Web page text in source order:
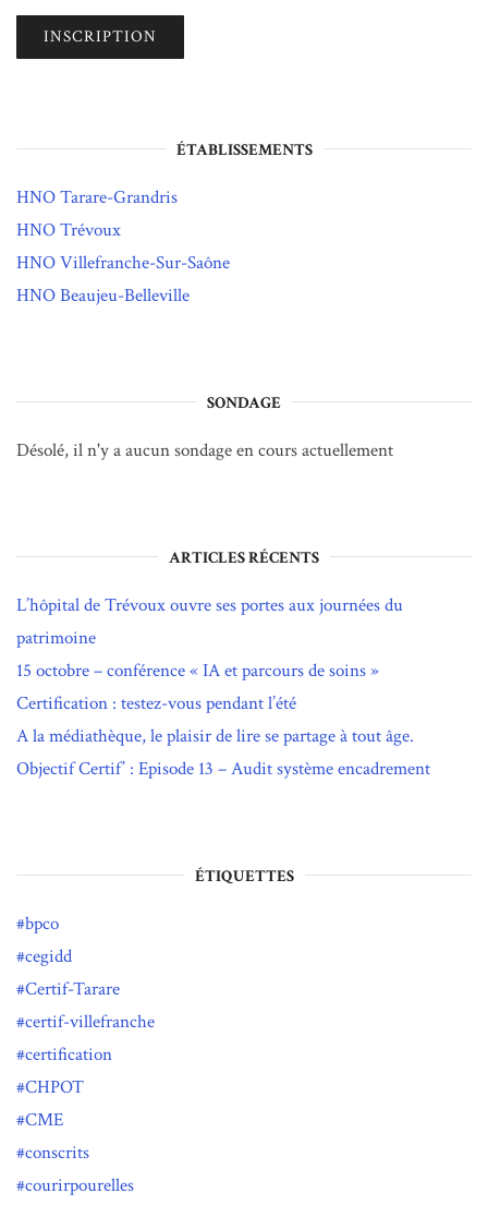
ÉTABLISSEMENTS
HNO Tarare-Grandris
HNO Trévoux
HNO Villefranche-Sur-Saône
HNO Beaujeu-Belleville
SONDAGE
Désolé, il n'y a aucun sondage en cours actuellement
ARTICLES RÉCENTS
L’hôpital de Trévoux ouvre ses portes aux journées du
patrimoine
15 octobre – conférence « IA et parcours de soins »
Certification : testez-vous pendant l’été
A la médiathèque, le plaisir de lire se partage à tout âge.
Objectif Certif’ : Episode 13 – Audit système encadrement
ÉTIQUETTES
bpco
cegidd
Certif-Tarare
certif-villefranche
certification
CHPOT
CME
conscrits
courirpourelles